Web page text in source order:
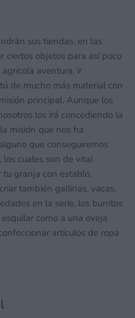
sus tiendas, en las
ciertos objetos para así poco
aventura, ir
de mucho más material con
principal. Aunque los
los irá concediendo la
misión que nos ha
que conseguiremos
los cuales son de vital
granja con establo,
también gallinas, vacas,
en la serie, los burritos
como a una oveja
artículos de ropa